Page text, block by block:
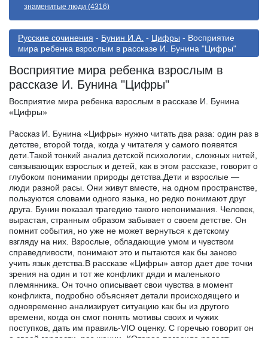
знаменитые люди (4316)
Русские сочинения - Бунин И.А. - Цифры - Восприятие
мира ребенка взрослым в рассказе И. Бунина "Цифры"
Восприятие мира ребенка взрослым в
рассказе И. Бунина "Цифры"
Восприятие мира ребенка взрослым в рассказе И. Бунина
«Цифры»
Рассказ И. Бунина «Цифры» нужно читать два раза: один раз в
детстве, второй тогда, когда у читателя у самого появятся
дети.Такой тонкий анализ детской психологии, сложных нитей,
связывающих взрослых и детей, как в этом рассказе, говорит о
глубоком понимании природы детства.Дети и взрослые —
люди разной расы. Они живут вместе, на одном пространстве,
пользуются словами одного языка, но редко понимают друг
друга. Бунин показал трагедию такого непонимания. Человек,
вырастая, странным образом забывает о своем детстве. Он
помнит события, но уже не может вернуться к детскому
взгляду на них. Взрослые, обладающие умом и чувством
справедливости, понимают это и пытаются как бы заново
учить язык детства.В рассказе «Цифры» автор дает две точки
зрения на один и тот же конфликт дяди и маленького
племянника. Он точно описывает свои чувства в момент
конфликта, подробно объясняет детали происходящего и
одновременно анализирует ситуацию как бы из другого
времени, когда он смог понять мотивы своих и чужих
поступков, дать им правиль-VIO оценку. С горечью говорит он